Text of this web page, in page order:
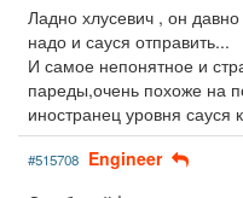
Ладно хлусевич , он
надо и сауся отправить...
И самое непонятное и
пареды,очень похоже на
иностранец уровня сауся
#515708 Engineer